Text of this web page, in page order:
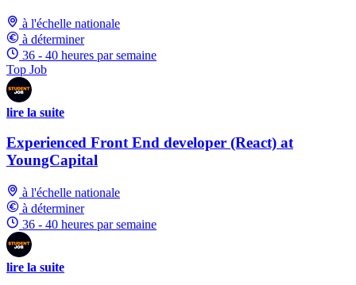
à l'échelle nationale
à déterminer
36 - 40 heures par semaine
Top Job
lire la suite
Experienced Front End developer (React) at
YoungCapital
à l'échelle nationale
à déterminer
36 - 40 heures par semaine
lire la suite